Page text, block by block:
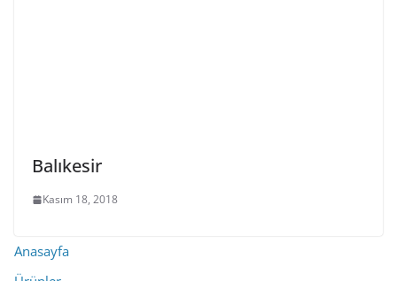
Balıkesir
Kasım 18, 2018
Anasayfa